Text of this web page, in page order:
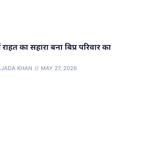
में बड़ा फेरबदल, SI, एएसआई और
समेत 136 पुलिसकर्मियों के हुए
लिस्ट
MAY 5, 2026